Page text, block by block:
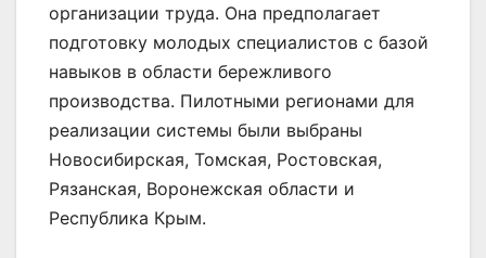
организации труда. Она предполагает
подготовку молодых специалистов с базой
навыков в области бережливого
производства. Пилотными регионами для
реализации системы были выбраны
Новосибирская, Томская, Ростовская,
Рязанская, Воронежская области и
Республика Крым.